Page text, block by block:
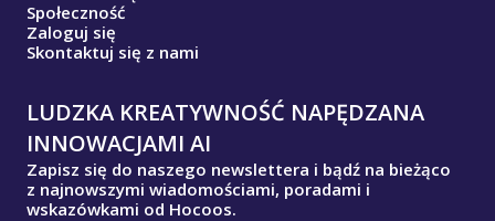
Społeczność
Zaloguj się
Skontaktuj się z nami
LUDZKA KREATYWNOŚĆ NAPĘDZANA
INNOWACJAMI AI
Zapisz się do naszego newslettera i bądź na bieżąco
z najnowszymi wiadomościami, poradami i
wskazówkami od Hocoos.